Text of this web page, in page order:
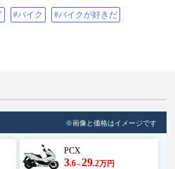
#バイク #バイクが好きだ
※画像と価格はイメージです
PCX
3.6～29.2万円